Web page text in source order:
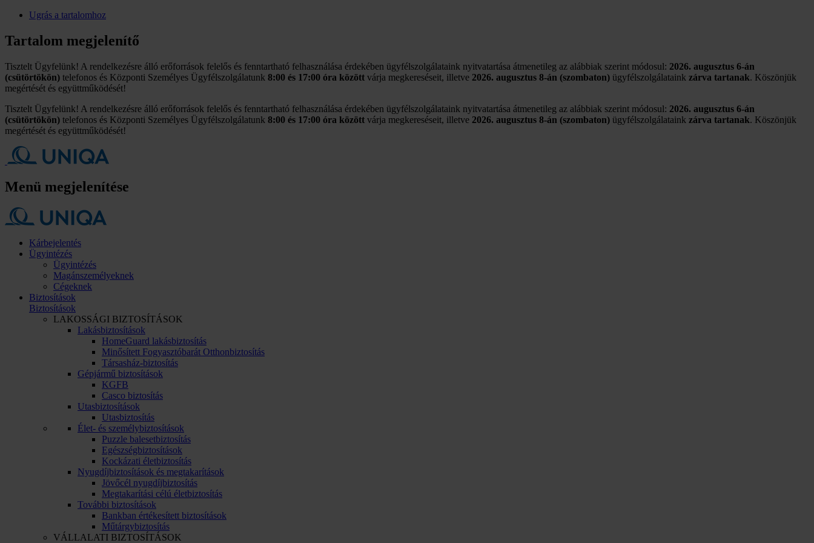
Ugrás a tartalomhoz
Tartalom megjelenítő
Tisztelt Ügyfelünk! A rendelkezésre álló erőforrások felelős és fenntartható felhasználása érdekében ügyfélszolgálataink nyitvatartása átmenetileg az alábbiak szerint módosul: 2026. augusztus 6-án
(csütörtökön) telefonos és Központi Személyes Ügyfélszolgálatunk 8:00 és 17:00 óra között várja megkereséseit, illetve 2026. augusztus 8-án (szombaton) ügyfélszolgálataink zárva tartanak. Köszönjük
megértését és együttműködését!
Tisztelt Ügyfelünk! A rendelkezésre álló erőforrások felelős és fenntartható felhasználása érdekében ügyfélszolgálataink nyitvatartása átmenetileg az alábbiak szerint módosul: 2026. augusztus 6-án
(csütörtökön) telefonos és Központi Személyes Ügyfélszolgálatunk 8:00 és 17:00 óra között várja megkereséseit, illetve 2026. augusztus 8-án (szombaton) ügyfélszolgálataink zárva tartanak. Köszönjük
megértését és együttműködését!
Menü megjelenítése
Kárbejelentés
Ügyintézés
Ügyintézés
Magánszemélyeknek
Cégeknek
Biztosítások
Biztosítások
LAKOSSÁGI BIZTOSÍTÁSOK
Lakásbiztosítások
HomeGuard lakásbiztosítás
Minősített Fogyasztóbarát Otthonbiztosítás
Társasház-biztosítás
Gépjármű biztosítások
KGFB
Casco biztosítás
Utasbiztosítások
Utasbiztosítás
Élet- és személybiztosítások
Puzzle balesetbiztosítás
Egészségbiztosítások
Kockázati életbiztosítás
Nyugdíjbiztosítások és megtakarítások
Jövőcél nyugdíjbiztosítás
Megtakarítási célú életbiztosítás
További biztosítások
Bankban értékesített biztosítások
Műtárgybiztosítás
VÁLLALATI BIZTOSÍTÁSOK